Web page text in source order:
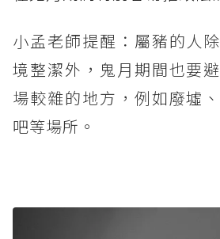
小孟老師提醒：屬豬的人
境整潔外，鬼月期間也要
場較雜的地方，例如廢墟
吧等場所。